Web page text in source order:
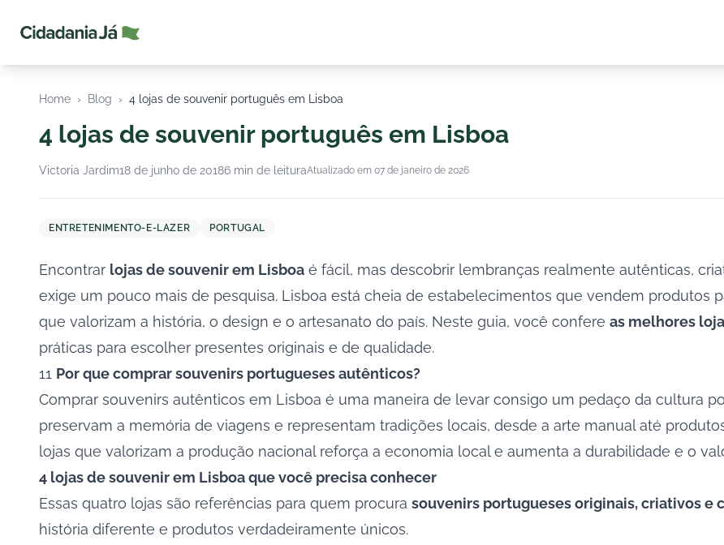
Home › Blog › 4 lojas de souvenir português em Lisboa
4 lojas de souvenir português em Lisboa
Victoria Jardim18 de junho de 20186 min de leituraAtualizado em 07 de janeiro de 2026
ENTRETENIMENTO-E-LAZER PORTUGAL
Encontrar lojas de souvenir em Lisboa é fácil, mas descobrir lembranças realmente autênticas,
exige um pouco mais de pesquisa. Lisboa está cheia de estabelecimentos que vendem produtos
que valorizam a história, o design e o artesanato do país. Neste guia, você confere as melhores
práticas para escolher presentes originais e de qualidade.
11 Por que comprar souvenirs portugueses autênticos?
Comprar souvenirs autênticos em Lisboa é uma maneira de levar consigo um pedaço da cultura
preservam a memória de viagens e representam tradições locais, desde a arte manual até
lojas que valorizam a produção nacional reforça a economia local e aumenta a durabilidade e o
4 lojas de souvenir em Lisboa que você precisa conhecer
Essas quatro lojas são referências para quem procura souvenirs portugueses originais, criativos
história diferente e produtos verdadeiramente únicos.